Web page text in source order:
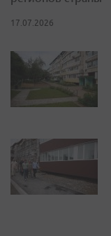
17.07.2026